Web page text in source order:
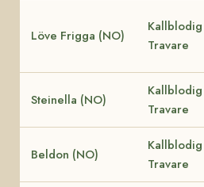
Löve Frigga (NO)
Kallblodig
Travare
Steinella (NO)
Kallblodig
Travare
Beldon (NO)
Kallblodig
Travare